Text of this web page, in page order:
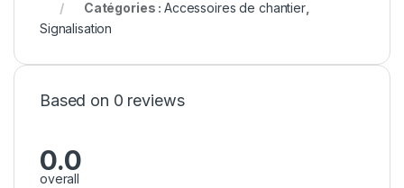
Catégories :Accessoires de chantier,
Signalisation
Based on 0 reviews
0.0
overall